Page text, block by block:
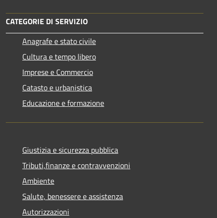
CATEGORIE DI SERVIZIO
Anagrafe e stato civile
Cultura e tempo libero
Imprese e Commercio
Catasto e urbanistica
Educazione e formazione
Giustizia e sicurezza pubblica
Tributi,finanze e contravvenzioni
Ambiente
Salute, benessere e assistenza
Autorizzazioni